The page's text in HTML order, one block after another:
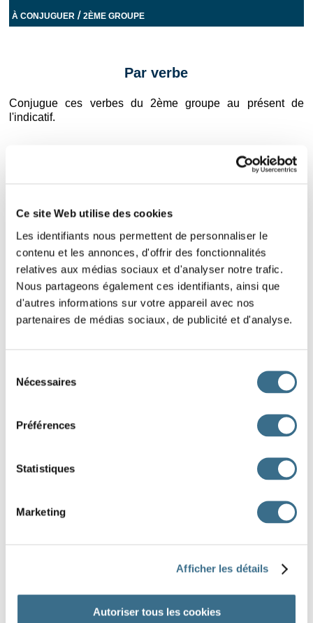
Ce site Web utilise des cookies
Les identifiants nous permettent de personnaliser le
contenu et les annonces, d'offrir des fonctionnalités
relatives aux médias sociaux et d'analyser notre trafic.
Nous partageons également ces identifiants, ainsi que
d'autres informations sur votre appareil avec nos
partenaires de médias sociaux, de publicité et d'analyse.
Nécessaires
Préférences
Statistiques
Marketing
Afficher les détails
Autoriser tous les cookies
À CONJUGUER /2ÈME GROUPE
Par verbe
Conjugue ces verbes du 2ème groupe au présent de
l'indicatif.